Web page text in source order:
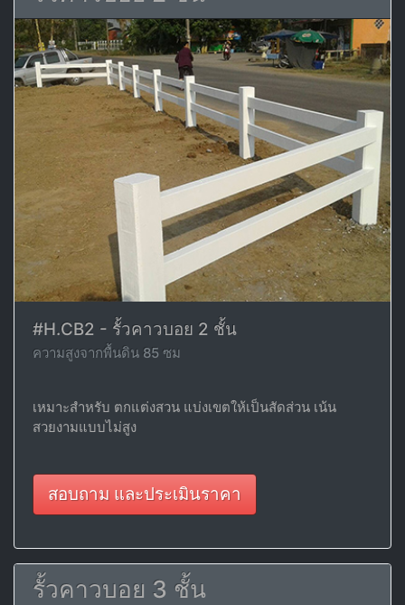
#H.CB2 - รั้วคาวบอย 2 ชั้น
ความสูงจากพื้นดิน 85 ซม
เหมาะสำหรับ ตกแต่งสวน แบ่งเขตให้เป็นสัดส่วน เน้น
สวยงามแบบไม่สูง
สอบถาม และประเมินราคา
รั้วคาวบอย 3 ชั้น